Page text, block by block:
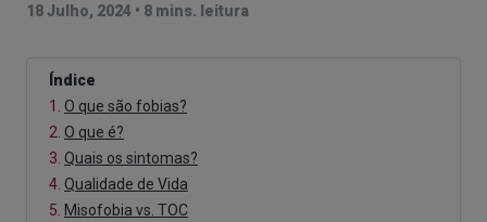
18 Julho, 2024 • 8 mins. leitura
Índice
1. O que são fobias?
2. O que é?
3. Quais os sintomas?
4. Qualidade de Vida
5. Misofobia vs. TOC